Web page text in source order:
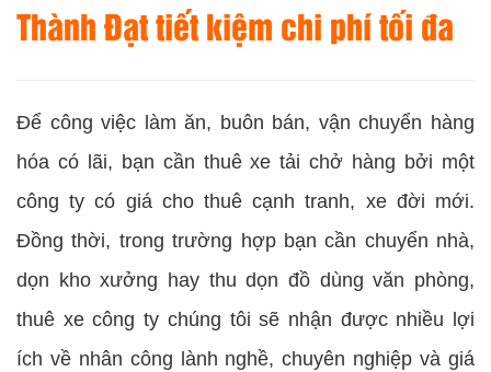
Thành Đạttiết kiệm chi phí tối đa
Để công việc làm ăn, buôn bán, vận chuyển hàng
hóa có lãi, bạn cần thuê xe tải chở hàng bởi một
công ty có giá cho thuê cạnh tranh, xe đời mới.
Đồng thời, trong trường hợp bạn cần chuyển nhà,
dọn kho xưởng hay thu dọn đồ dùng văn phòng,
thuê xe công ty chúng tôi sẽ nhận được nhiều lợi
ích về nhân công lành nghề, chuyên nghiệp và giá